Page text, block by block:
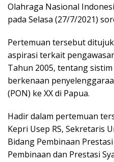
Olahraga Nasional
pada Selasa (27/7/2021)
Pertemuan tersebut
aspirasi terkait
Tahun 2005, tentang
berkenaan
(PON) ke XX di Papua.
Hadir dalam pertemuan
Kepri Usep RS, Sekretaris
Bidang Pembinaan
Pembinaan dan Prestasi